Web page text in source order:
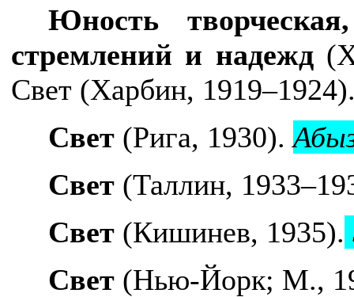
Юность
стремлений и надежд
Свет (Харбин,
Свет (Рига, 1930).
Свет (Таллин,
Свет (Кишинев, 1935).
Свет (Нью-Йорк; М.,